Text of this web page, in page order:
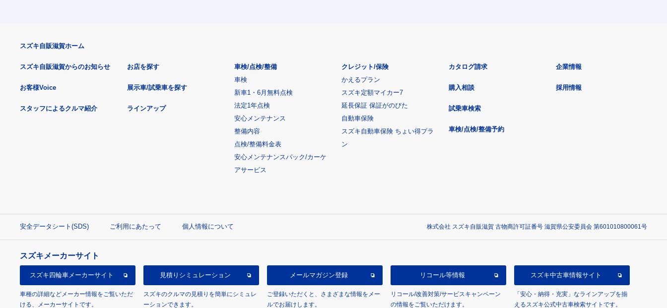
スズキ自販滋賀ホーム
スズキ自販滋賀からのお知らせ
お客様Voice
スタッフによるクルマ紹介
お店を探す
展示車/試乗車を探す
ラインアップ
車検/点検/整備
車検
新車1・6月無料点検
法定1年点検
安心メンテナンス
整備内容
点検/整備料金表
安心メンテナンスパック/カーケ
アサービス
クレジット/保険
かえるプラン
スズキ定額マイカー7
延長保証 保証がのびた
自動車保険
スズキ自動車保険 ちょい得プラ
ン
カタログ請求
購入相談
試乗車検索
車検/点検/整備予約
企業情報
採用情報
安全データシート(SDS) ご利用にあたって 個人情報について 株式会社 スズキ自販滋賀 古物商許可証番号 滋賀県公安委員会 第601010800061号
スズキメーカーサイト
スズキ四輪車メーカーサイト
車種の詳細などメーカー情報をご覧いただ
ける、メーカーサイトです。
見積り シミュレーション
スズキのクルマの見積りを簡単にシミュレ
ーションできます。
メールマガジン登録
ご登録いただくと、さまざまな情報をメー
ルでお届けします。
リコール等情報
リコール/改善対策/サービスキャンペーン
の情報をご覧いただけます。
スズキ中古車情報サイト
「安心・納得・充実」なラインアップを揃
えるスズキ公式中古車検索サイトです。